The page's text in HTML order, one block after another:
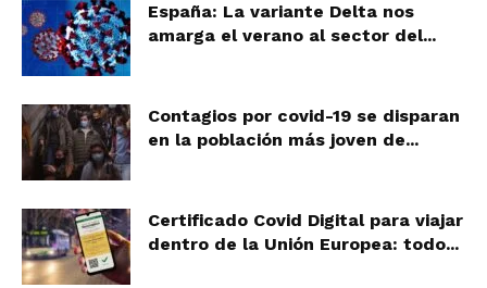
España: La variante Delta nos
amarga el verano al sector del...
Contagios por covid-19 se disparan
en la población más joven de...
Certificado Covid Digital para viajar
dentro de la Unión Europea: todo...